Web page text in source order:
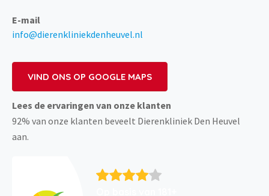
E-mail
info@dierenkliniekdenheuvel.nl
VIND ONS OP GOOGLE MAPS
Lees de ervaringen van onze klanten
92% van onze klanten beveelt Dierenkliniek Den Heuvel
aan.